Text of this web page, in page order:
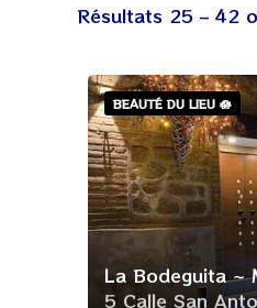
Résultats 25 – 42
BEAUTÉ DU LIEU 🪷
La Bodeguita ~
5 Calle San